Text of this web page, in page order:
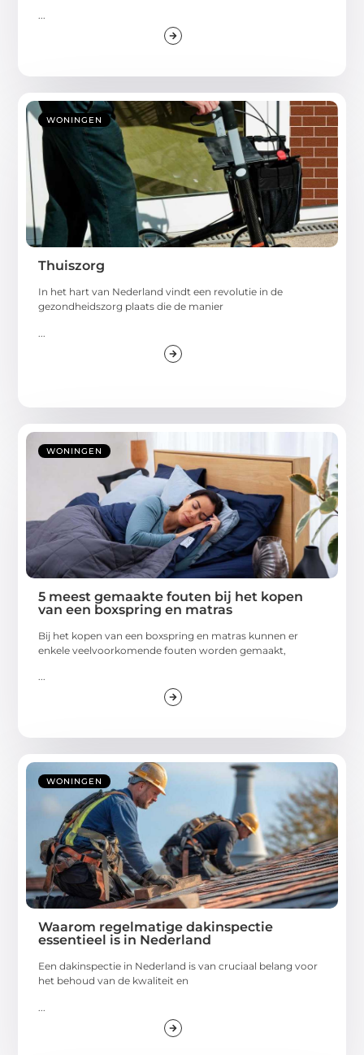
...
WONINGEN
Thuiszorg
In het hart van Nederland vindt een revolutie in de
gezondheidszorg plaats die de manier
WONINGEN
5 meest gemaakte fouten bij het kopen
van een boxspring en matras
Bij het kopen van een boxspring en matras kunnen er
enkele veelvoorkomende fouten worden gemaakt,
...
WONINGEN
Waarom regelmatige dakinspectie
essentieel is in Nederland
Een dakinspectie in Nederland is van cruciaal belang voor
het behoud van de kwaliteit en